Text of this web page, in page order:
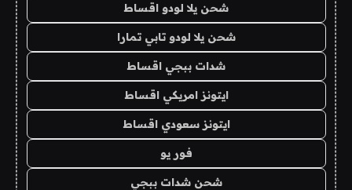
شحن يلا لودو اقساط
شحن يلا لودو تابي تمارا
شدات ببجي اقساط
ايتونز امريكي اقساط
ايتونز سعودي اقساط
فور يو
شحن شدات ببجي